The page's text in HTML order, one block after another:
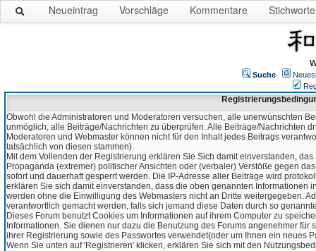
Neueintrag Vorschläge Kommentare Stichworte
Suche
Obwohl die Administratoren und Moderatoren versuchen, alle unerwünschten
unmöglich, alle Beiträge/Nachrichten zu überprüfen. Alle Beiträge/Nachrichten
Moderatoren und Webmaster können nicht für den Inhalt jedes Beitrags
tatsächlich von diesen stammen).
Mit dem Vollenden der Registrierung erklären Sie Sich damit einverstanden,
Propaganda (extremer) politischer Ansichten oder (verbaler) Verstöße gegen
sofort und dauerhaft gesperrt werden. Die IP-Adresse aller Beiträge wird
erklären Sie sich damit einverstanden, dass die oben genannten Informationen
werden ohne die Einwilligung des Webmasters nicht an Dritte weitergegeben.
verantwortlich gemacht werden, falls sich jemand diese Daten durch so
Dieses Forum benutzt Cookies um Informationen auf ihrem Computer zu
Informationen. Sie dienen nur dazu die Benutzung des Forums angenehmer
ihrer Registrierung sowie des Passwortes verwendet(oder um Ihnen ein neues
Wenn Sie unten auf 'Registrieren' klicken, erklären Sie sich mit den